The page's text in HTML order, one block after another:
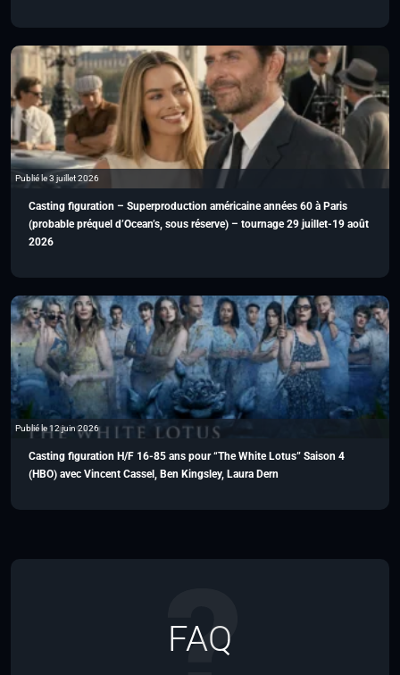
Publié le 3 juillet 2026
Casting figuration – Superproduction américaine années 60 à Paris
(probable préquel d’Ocean’s, sous réserve) – tournage 29 juillet-19 août
2026
Publié le 12 juin 2026
Casting figuration H/F 16-85 ans pour “The White Lotus” Saison 4
(HBO) avec Vincent Cassel, Ben Kingsley, Laura Dern
FAQ